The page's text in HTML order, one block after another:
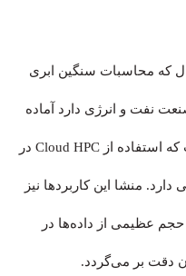
که محاسبات سنگین ابری
نفت و انرژی دارد آماده
شده است. به طور کلی می‌توان گفت که استفاده از Cloud HPC در
منشا این کاربردها نیز
حجم عظیمی از داده‌ها در
دقت بر می‌گردد.